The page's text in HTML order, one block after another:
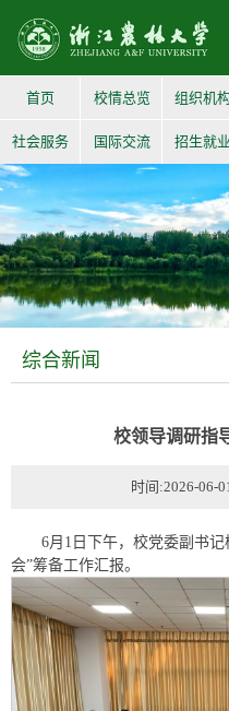
首页 校情总览 组织机
社会服务 国际交流 招生就业
综合新闻
校领导调研指
时间:2026-06-
6月1日下午，校党委副书
会”筹备工作汇报。